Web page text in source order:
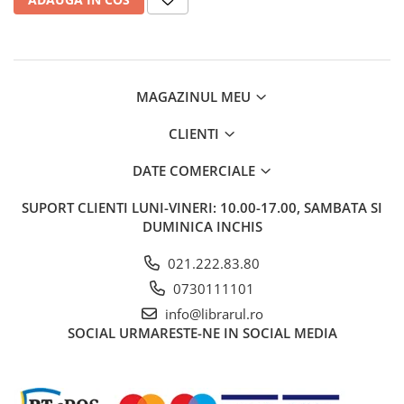
Management si leadership
Resurse umane
Atlase, dictionare si enciclopedii
Dictionare de limba romana
Ghiduri de conversatie
Invatarea limbilor straine
Povesti si povestiri
Carti pentru copii
MAGAZINUL MEU
CLIENTI
DATE COMERCIALE
SUPORT CLIENTI LUNI-VINERI: 10.00-17.00, SAMBATA SI
DUMINICA INCHIS
021.222.83.80
0730111101
info@librarul.ro
SOCIAL URMARESTE-NE IN SOCIAL MEDIA